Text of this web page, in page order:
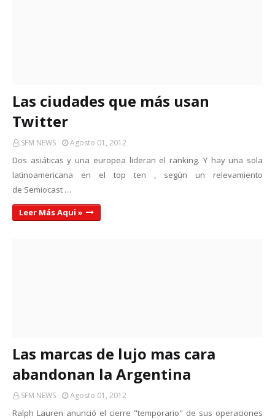
Las ciudades que más usan
Twitter
SFM NEWS Agosto 01, 2012
Dos asiáticas y una europea lideran el ranking. Y hay una sola
latinoamericana en el top ten , según un relevamiento
de Semiocast …
Leer Más Aqui »
Las marcas de lujo mas cara
abandonan la Argentina
SFM NEWS Agosto 01, 2012
Ralph Lauren anunció el cierre "temporario" de sus operaciones